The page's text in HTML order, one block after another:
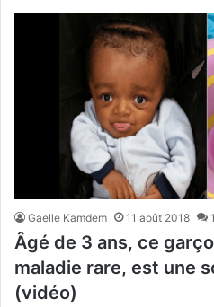
Gaelle Kamdem 11 août 2018 1
Âgé de 3 ans, ce
maladie rare, est une
(vidéo)